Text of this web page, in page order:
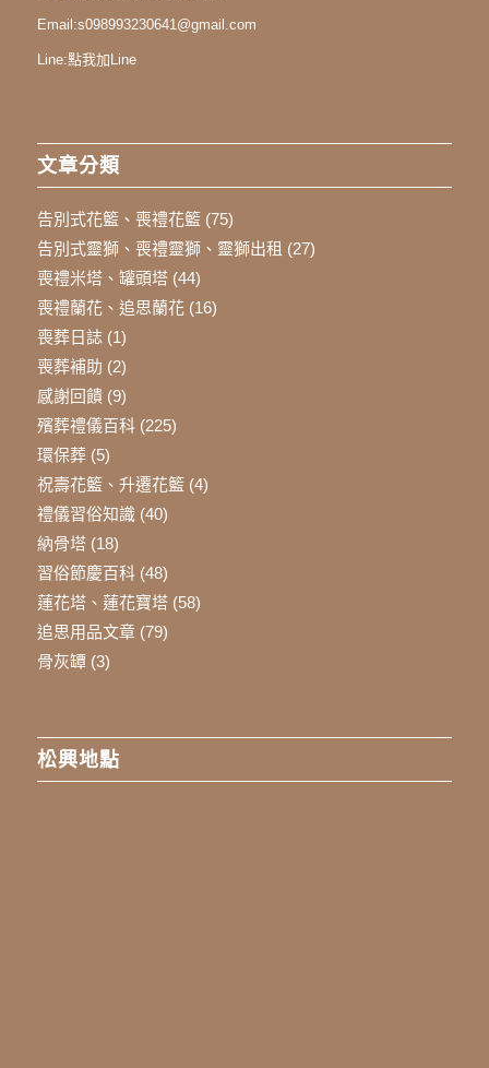
Email:s098993230641@gmail.com
Line:點我加Line
文章分類
告別式花籃、喪禮花籃(75)
告別式靈獅、喪禮靈獅、靈獅出租 (27)
喪禮米塔、罐頭塔(44)
喪禮蘭花、追思蘭花(16)
喪葬日誌(1)
喪葬補助 (2)
感謝回饋(9)
殯葬禮儀百科(225)
環保葬(5)
祝壽花籃、升遷花籃(4)
禮儀習俗知識(40)
納骨塔(18)
習俗節慶百科(48)
蓮花塔、蓮花寶塔(58)
追思用品文章(79)
骨灰罈(3)
松興地點